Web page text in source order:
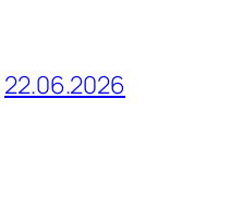
22.06.2026